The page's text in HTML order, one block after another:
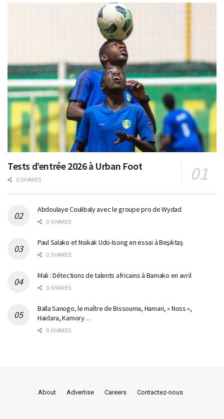
Tests d’entrée 2026 à Urban Foot
0 SHARES
Abdoulaye Coulibaly avec le groupe pro de Wydad
0 SHARES
Paul Salako et Nsikak Udo-Isong en essai à Beşiktaş
0 SHARES
Mali : Détections de talents africains à Bamako en avril
0 SHARES
Balla Sanogo, le maître de Bissouma, Hamari, « Noss »,
Haidara, Kamory…
0 SHARES
About Advertise Careers Contactez-nous